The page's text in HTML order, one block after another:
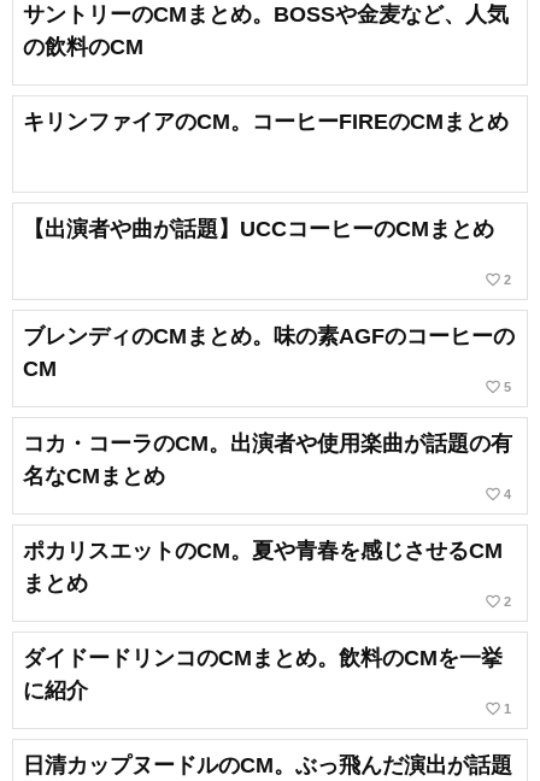
サントリーのCMまとめ。BOSSや金麦など、人気
の飲料のCM
キリンファイアのCM。コーヒーFIREのCMまとめ
【出演者や曲が話題】UCCコーヒーのCMまとめ
favorite_border 2
ブレンディのCMまとめ。味の素AGFのコーヒーの
CM
favorite_border 5
コカ・コーラのCM。出演者や使用楽曲が話題の有
名なCMまとめ
favorite_border 4
ポカリスエットのCM。夏や青春を感じさせるCM
まとめ
favorite_border 2
ダイドードリンコのCMまとめ。飲料のCMを一挙
に紹介
favorite_border 1
日清カップヌードルのCM。ぶっ飛んだ演出が話題